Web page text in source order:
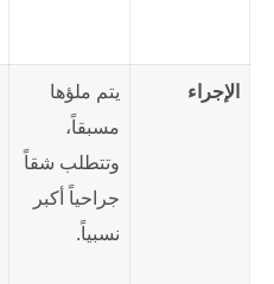
الإجراء
يتم ملؤها
مسبقاً،
وتتطلب شقاً
جراحياً أكبر
نسبياً.